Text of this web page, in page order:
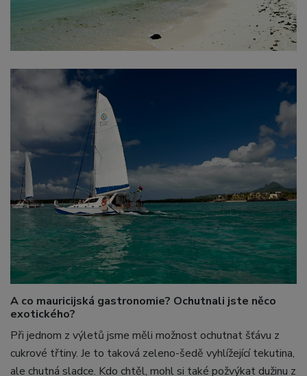
A co mauricijská gastronomie? Ochutnali jste něco
exotického?
Při jednom z výletů jsme měli možnost ochutnat šťávu z
cukrové třtiny. Je to taková zeleno-šedě vyhlížející tekutina,
ale chutná sladce. Kdo chtěl, mohl si také požvýkat dužinu z